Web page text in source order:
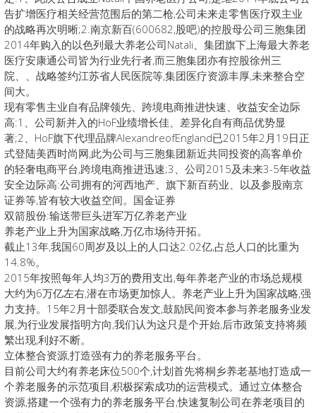
告扩增医疗相关经营范围后的第二枪,公司未来走零售医疗双主业
的战略再次明晰;2.南京新百(600682,股吧)的控股母公司三胞集团
2014年购入的以色列最大养老公司Natali、集团旗下上海最大养老
医疗安康通公司皆为行业先行者,而三胞集团亦有控股徐州三
院、、战略签约江苏省人民医院等,集团医疗资源丰厚,未来整合空
间大。
现有零售主业自有品牌领先、跨境电商推进快速、收益安全边际
高:1、公司新并入的HoF业绩增长佳、差异化自有商品优势显
著;2、HoF旗下代理品牌AlexandreofEngland已2015年2月19日正
式登陆美西时尚网,此为公司与三胞集团新近共同投资的高客单价
的轻奢电商平台,跨境电商推进迅速;3、公司2015及未来3-5年收益
安全边际高:公司拥有的河西地产、旗下新百药业、以及参股南京
证券等,皆有较大收益空间。国金证券
双箭股份:输送带巨头进军万亿养老产业
养老产业上升为国家战略,万亿市场待开拓。
截止13年,我国60周岁及以上的人口达2.02亿,占总人口的比重为
14.8%。
2015年按照每年人均3万的费用支出,每年养老产业的市场总规模
大约为6万亿左右,潜在市场更加惊人。养老产业上升为国家战略,强
力支持。15年2月十部委联合发文,鼓励民间资本参与养老服务业发
展,为行业发展指明方向,我们认为这只是个开始,后市政策支持将频
繁出现,利好不断。
立体整合资源,打造强有力的养老服务平台。
目前公司大约有养老床位500个,计划首先将桐乡养老基地打造成一
个养老服务的示范项目,积极探索成功的运营模式。通过立体整合
资源,搭建一个强有力的养老服务平台,快速复制公司在养老项目的